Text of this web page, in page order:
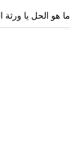
ما هو الحل يا